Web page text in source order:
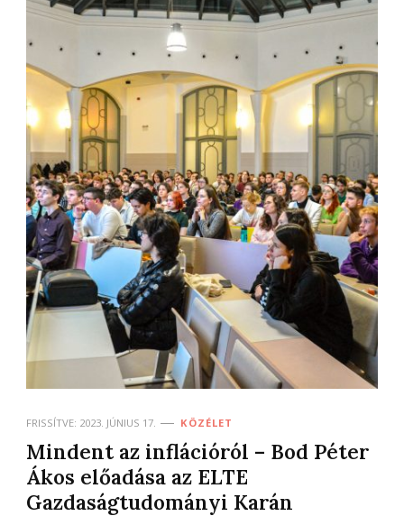
FRISSÍTVE: 2023. JÚNIUS 17. KÖZÉLET
Mindent az inflációról – Bod Péter
Ákos előadása az ELTE
Gazdaságtudományi Karán